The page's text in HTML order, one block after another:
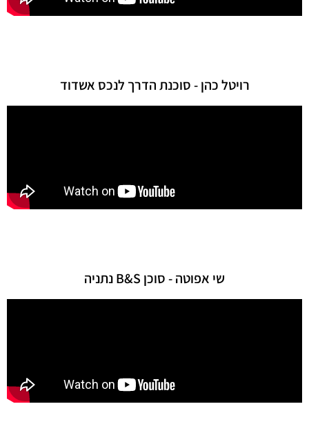
רויטל כהן - סוכנת הדרך לנכס אשדוד
שי אפוטה - סוכן B&S נתניה